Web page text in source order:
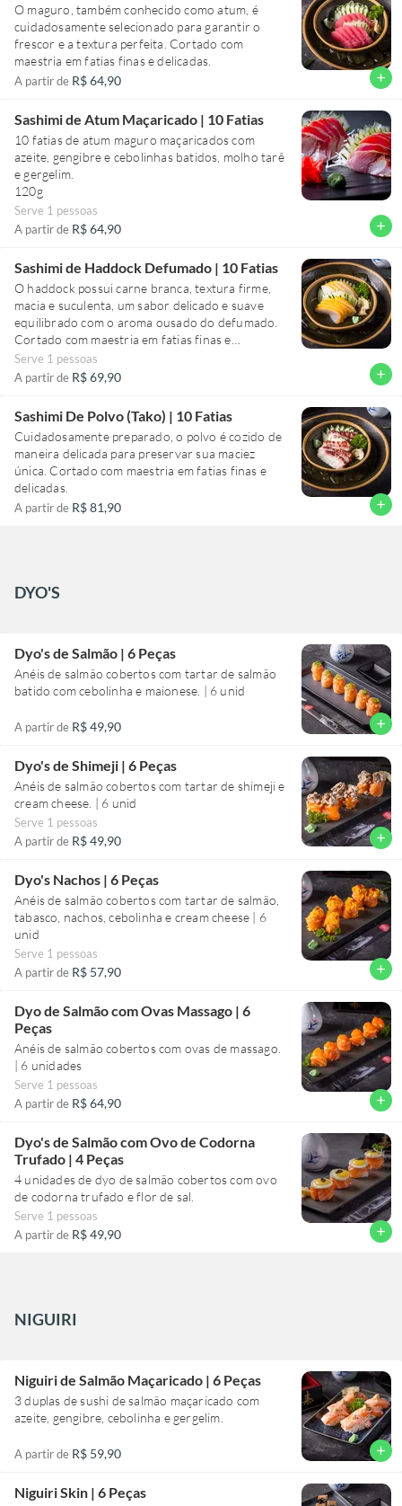
O maguro, também conhecido como atum, é
cuidadosamente selecionado para garantir o
frescor e a textura perfeita. Cortado com
maestria em fatias finas e delicadas.
A partir de R$ 64,90 add
Sashimi de Atum Maçaricado | 10 Fatias
10 fatias de atum maguro maçaricados com
azeite, gengibre e cebolinhas batidos, molho tarê
e gergelim.
120g
Serve 1 pessoas
A partir de R$ 64,90 add
Sashimi de Haddock Defumado | 10 Fatias
O haddock possui carne branca, textura firme,
macia e suculenta, um sabor delicado e suave
equilibrado com o aroma ousado do defumado.
Cortado com maestria em fatias finas e
delicadas.
120g
Serve 1 pessoas
A partir de R$ 69,90 add
Sashimi De Polvo (Tako) | 10 Fatias
Cuidadosamente preparado, o polvo é cozido de
maneira delicada para preservar sua maciez
única. Cortado com maestria em fatias finas e
delicadas.
A partir de R$ 81,90 add
DYO'S
Dyo's de Salmão | 6 Peças
Anéis de salmão cobertos com tartar de salmão
batido com cebolinha e maionese. | 6 unid
A partir de R$ 49,90 add
Dyo's de Shimeji | 6 Peças
Anéis de salmão cobertos com tartar de shimeji e
cream cheese. | 6 unid
Serve 1 pessoas
A partir de R$ 49,90 add
Dyo's Nachos | 6 Peças
Anéis de salmão cobertos com tartar de salmão,
tabasco, nachos, cebolinha e cream cheese | 6
unid
Serve 1 pessoas
A partir de R$ 57,90 add
Dyo de Salmão com Ovas Massago | 6
Peças
Anéis de salmão cobertos com ovas de massago.
| 6 unidades
Serve 1 pessoas
A partir de R$ 64,90 add
Dyo's de Salmão com Ovo de Codorna
Trufado | 4 Peças
4 unidades de dyo de salmão cobertos com ovo
de codorna trufado e flor de sal.
Serve 1 pessoas
A partir de R$ 49,90 add
NIGUIRI
Niguiri de Salmão Maçaricado | 6 Peças
3 duplas de sushi de salmão maçaricado com
azeite, gengibre, cebolinha e gergelim.
A partir de R$ 59,90 add
Niguiri Skin | 6 Peças